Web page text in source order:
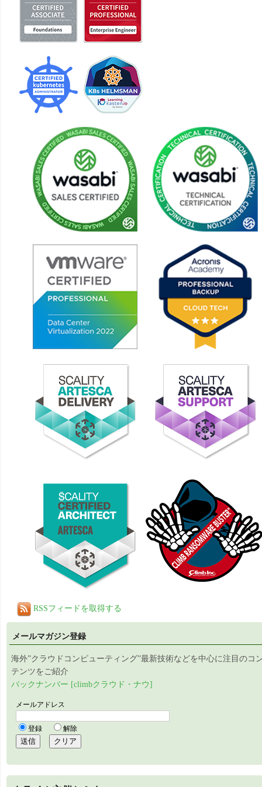
RSSフィードを取得する
メールマガジン登録
海外”クラウドコンピューティング”最新技術などを中心に注目のコ
テンツをご紹介
バックナンバー [climbクラウド・ナウ]